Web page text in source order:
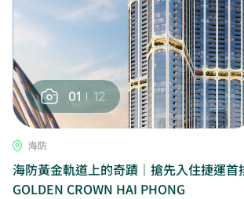
01 12
海防
海防黃金軌道上的奇蹟｜搶先入住捷運首
GOLDEN CROWN HAI PHONG